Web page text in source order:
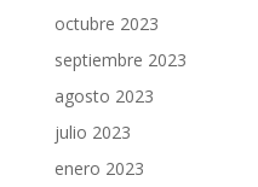
octubre 2023
septiembre 2023
agosto 2023
julio 2023
enero 2023